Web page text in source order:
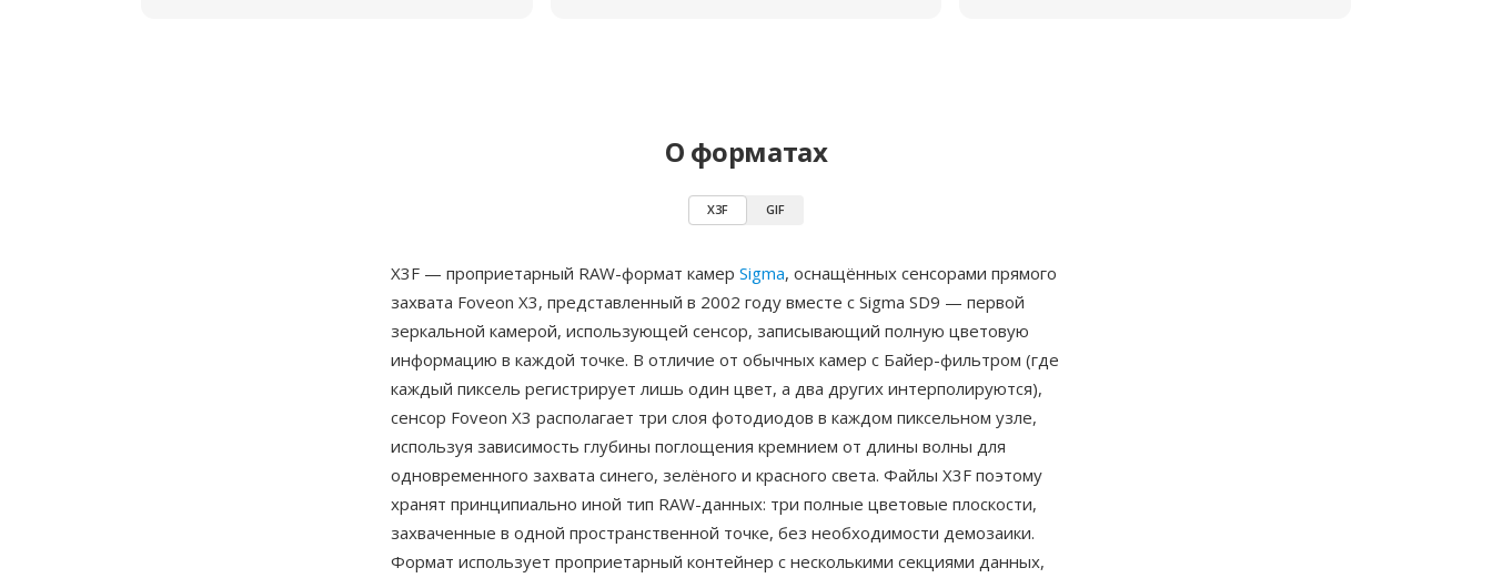
О форматах
X3F GIF
X3F — проприетарный RAW-формат камер Sigma, оснащённых сенсорами прямого
захвата Foveon X3, представленный в 2002 году вместе с Sigma SD9 — первой
зеркальной камерой, использующей сенсор, записывающий полную цветовую
информацию в каждой точке. В отличие от обычных камер с Байер-фильтром (где
каждый пиксель регистрирует лишь один цвет, а два других интерполируются),
сенсор Foveon X3 располагает три слоя фотодиодов в каждом пиксельном узле,
используя зависимость глубины поглощения кремнием от длины волны для
одновременного захвата синего, зелёного и красного света. Файлы X3F поэтому
хранят принципиально иной тип RAW-данных: три полные цветовые плоскости,
захваченные в одной пространственной точке, без необходимости демозаики.
Формат использует проприетарный контейнер с несколькими секциями данных,